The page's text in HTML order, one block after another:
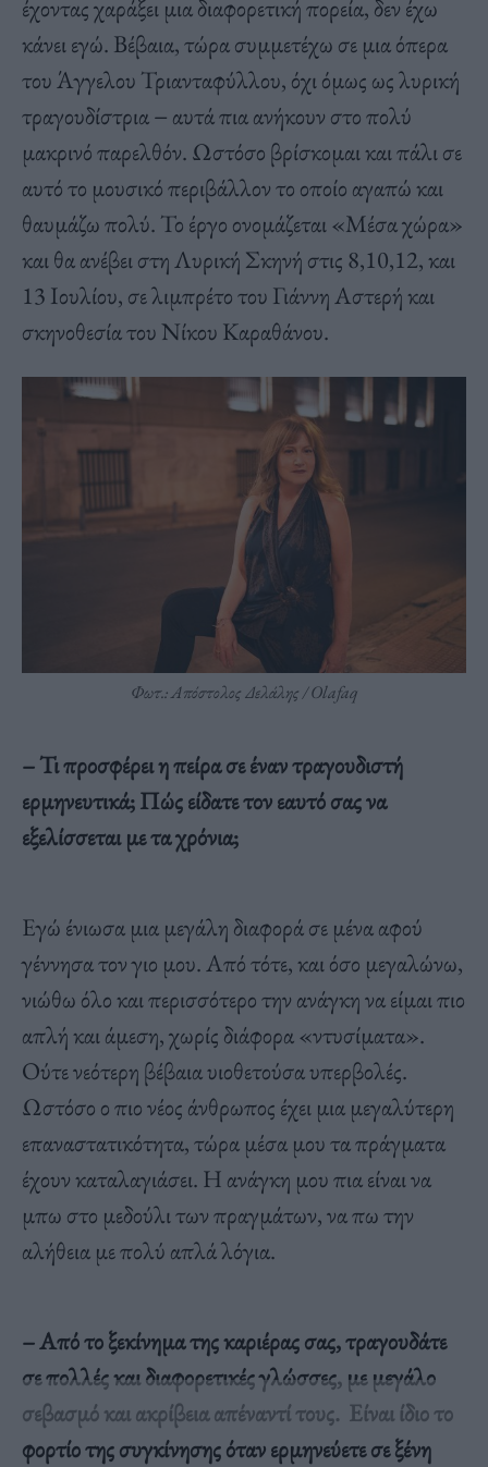
έχοντας χαράξει μια διαφορετική πορεία, δεν έχω
κάνει εγώ. Βέβαια, τώρα συμμετέχω σε μια όπερα
του Άγγελου Τριανταφύλλου, όχι όμως ως λυρική
τραγουδίστρια − αυτά πια ανήκουν στο πολύ
μακρινό παρελθόν. Ωστόσο βρίσκομαι και πάλι σε
αυτό το μουσικό περιβάλλον το οποίο αγαπώ και
θαυμάζω πολύ. Το έργο ονομάζεται «Μέσα χώρα»
και θα ανέβει στη Λυρική Σκηνή στις 8,10,12, και
13 Ιουλίου, σε λιμπρέτο του Γιάννη Αστερή και
σκηνοθεσία του Νίκου Καραθάνου.
Φωτ.: Απόστολος Δελάλης / Olafaq
– Τι προσφέρει η πείρα σε έναν τραγουδιστή
ερμηνευτικά; Πώς είδατε τον εαυτό σας να
εξελίσσεται με τα χρόνια;
Εγώ ένιωσα μια μεγάλη διαφορά σε μένα αφού
γέννησα τον γιο μου. Από τότε, και όσο μεγαλώνω,
νιώθω όλο και περισσότερο την ανάγκη να είμαι πιο
απλή και άμεση, χωρίς διάφορα «ντυσίματα».
Ούτε νεότερη βέβαια υιοθετούσα υπερβολές.
Ωστόσο ο πιο νέος άνθρωπος έχει μια μεγαλύτερη
επαναστατικότητα, τώρα μέσα μου τα πράγματα
έχουν καταλαγιάσει. Η ανάγκη μου πια είναι να
μπω στο μεδούλι των πραγμάτων, να πω την
αλήθεια με πολύ απλά λόγια.
– Από το ξεκίνημα της καριέρας σας, τραγουδάτε
σε πολλές και διαφορετικές γλώσσες, με μεγάλο
σεβασμό και ακρίβεια απέναντί τους. Είναι ίδιο το
φορτίο της συγκίνησης όταν ερμηνεύετε σε ξένη